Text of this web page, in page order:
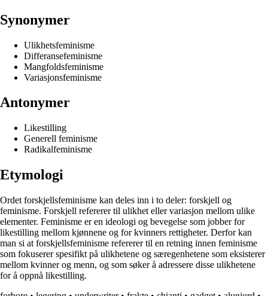
Synonymer
Ulikhetsfeminisme
Differansefeminisme
Mangfoldsfeminisme
Variasjonsfeminisme
Antonymer
Likestilling
Generell feminisme
Radikalfeminisme
Etymologi
Ordet forskjellsfeminisme kan deles inn i to deler: forskjell og
feminisme. Forskjell refererer til ulikhet eller variasjon mellom ulike
elementer. Feminisme er en ideologi og bevegelse som jobber for
likestilling mellom kjønnene og for kvinners rettigheter. Derfor kan
man si at forskjellsfeminisme refererer til en retning innen feminisme
som fokuserer spesifikt på ulikhetene og særegenhetene som eksisterer
mellom kvinner og menn, og som søker å adressere disse ulikhetene
for å oppnå likestilling.